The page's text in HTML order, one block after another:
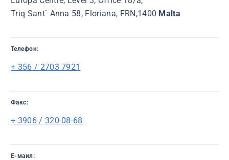
Triq Sant` Anna 58, Floriana, FRN,1400 Malta
Телефон:
+ 356 / 2703 7921
Факс:
+ 3906 / 320-08-68
Е-маил: